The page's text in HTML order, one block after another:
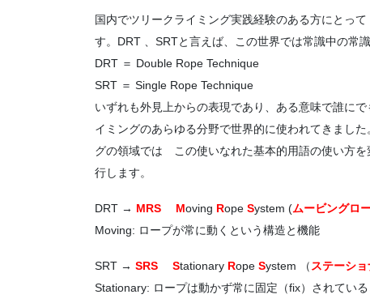
国内でツリークライミング実践経験のある方にと
す。DRT 、SRTと言えば、この世界では常識中の常
DRT ＝ Double Rope Technique
SRT ＝ Single Rope Technique
いずれも外見上からの表現であり、ある意味で誰に
イミングのあらゆる分野で世界的に使われてきまし
グの領域では この使いなれた基本的用語の使い方
行します。
DRT → MRS Moving Rope System (ムービングロ
Moving: ロープが常に動くという構造と機能
SRT → SRS Stationary Rope System （ステーシ
Stationary: ロープは動かず常に固定（fix）されてい